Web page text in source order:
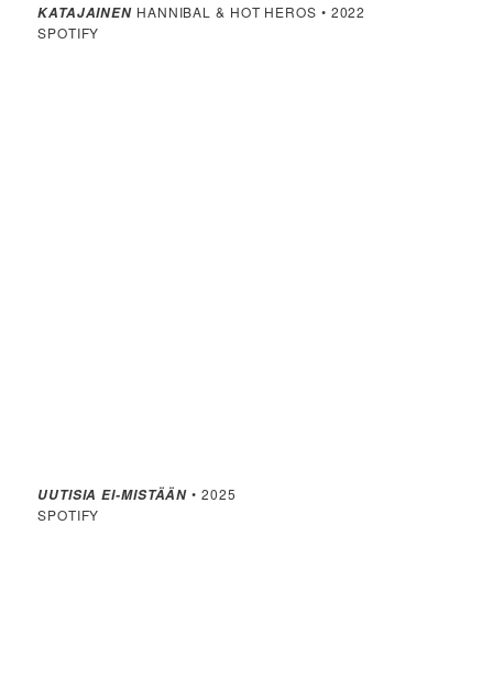
KATAJAINEN HANNIBAL & HOT HEROS • 2022
SPOTIFY
UUTISIA EI-MISTÄÄN • 2025
SPOTIFY